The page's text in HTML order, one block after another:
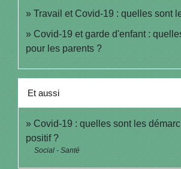
Travail et Covid-19 : quelles sont
Covid-19 et garde d'enfant :
pour les parents ?
Et aussi
Covid-19 : quelles sont les
positif ?
Social - Santé